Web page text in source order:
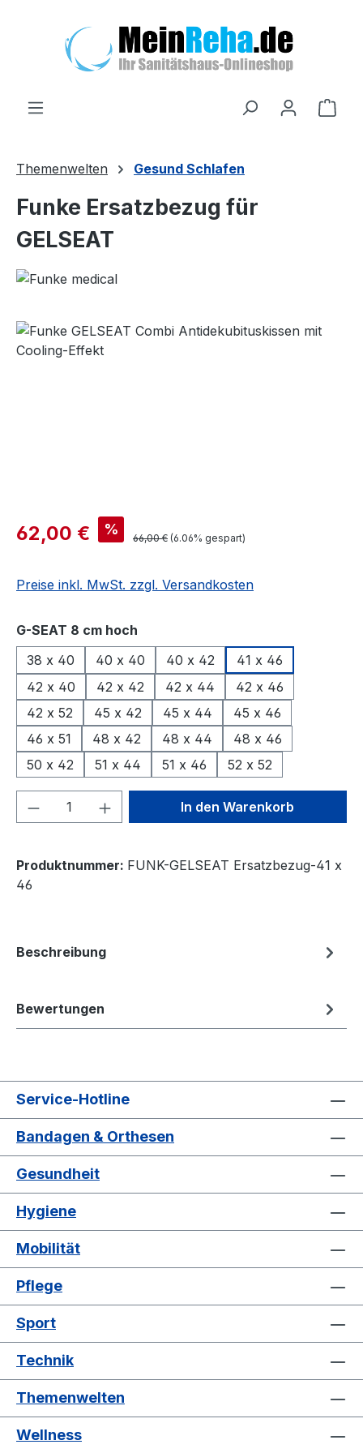
Themenwelten Gesund Schlafen
Funke Ersatzbezug für
GELSEAT
Bildergalerie überspringen
62,00 € %
66,00 € (6.06% gespart)
Preise inkl. MwSt. zzgl. Versandkosten
G-SEAT 8 cm hoch
38 x 40
40 x 40 40 x 42
41 x 46
42 x 40
42 x 42 42 x 44
42 x 46
42 x 52
45 x 42 45 x 44
45 x 46
46 x 51
48 x 42 48 x 44
48 x 46
50 x 42
51 x 44 51 x 46 52 x 52
Produkt Anzahl: Gib denIn den Warenkorb
Produktnummer: FUNK-GELSEAT Ersatzbezug-41 x
46
Beschreibung
Bewertungen
Service-Hotline
Bandagen & Orthesen
Gesundheit
Hygiene
Mobilität
Pflege
Sport
Technik
Themenwelten
Wellness